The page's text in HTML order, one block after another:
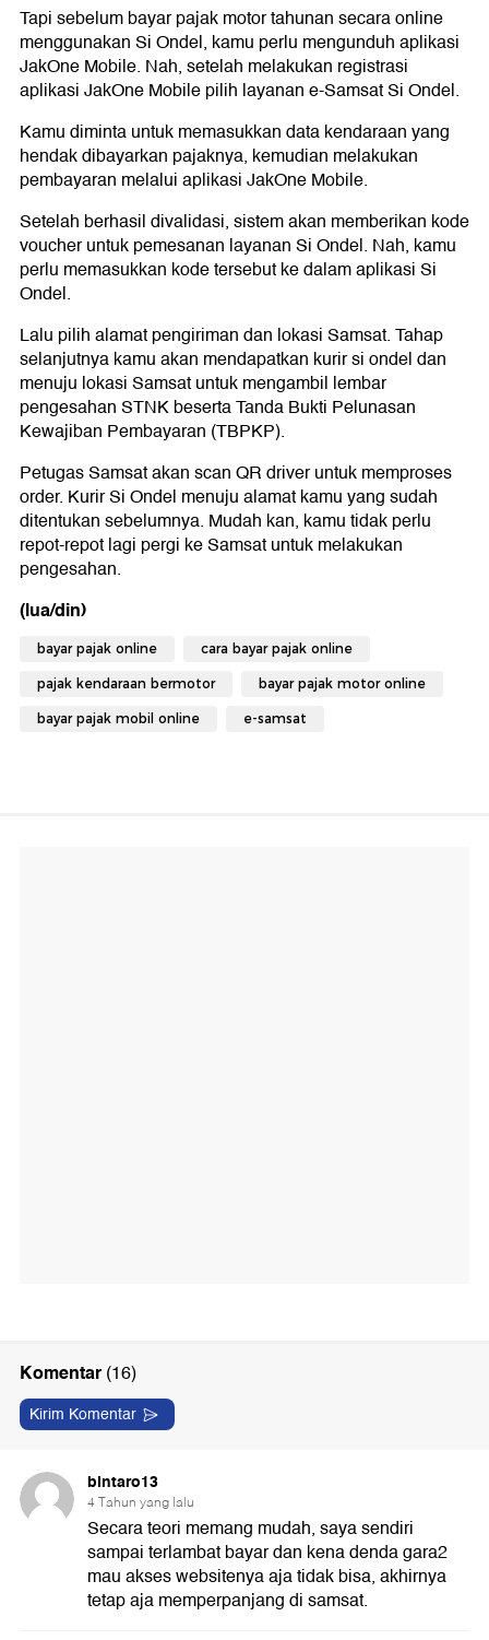
Tapi sebelum bayar pajak motor tahunan secara online
menggunakan Si Ondel, kamu perlu mengunduh aplikasi
JakOne Mobile. Nah, setelah melakukan registrasi
aplikasi JakOne Mobile pilih layanan e-Samsat Si Ondel.
Kamu diminta untuk memasukkan data kendaraan yang
hendak dibayarkan pajaknya, kemudian melakukan
pembayaran melalui aplikasi JakOne Mobile.
Setelah berhasil divalidasi, sistem akan memberikan kode
voucher untuk pemesanan layanan Si Ondel. Nah, kamu
perlu memasukkan kode tersebut ke dalam aplikasi Si
Ondel.
Lalu pilih alamat pengiriman dan lokasi Samsat. Tahap
selanjutnya kamu akan mendapatkan kurir si ondel dan
menuju lokasi Samsat untuk mengambil lembar
pengesahan STNK beserta Tanda Bukti Pelunasan
Kewajiban Pembayaran (TBPKP).
Petugas Samsat akan scan QR driver untuk memproses
order. Kurir Si Ondel menuju alamat kamu yang sudah
ditentukan sebelumnya. Mudah kan, kamu tidak perlu
repot-repot lagi pergi ke Samsat untuk melakukan
pengesahan.
(lua/din)
bayar pajak online cara bayar pajak online
pajak kendaraan bermotor bayar pajak motor online
bayar pajak mobil online e-samsat